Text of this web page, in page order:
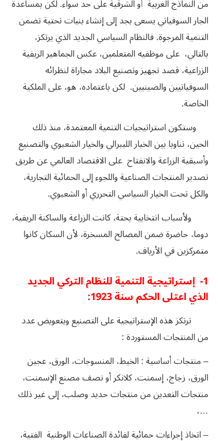
من النماذج الغربية أو الشرقية على حد سواء. لكن بمساعدة
الجار السوفياتي يسعى بجد إلى إنشاء بنيات تحتية تضمن
التنمية المرجوة. فالنظام السياسي الجديد الذي يرتكز،
بالتالي، على موظفيه المتعلمين، عكس الجماهير الريفية
الزراعية، قصد تجهيز وتصنيع البلاد مجاراة لنظرائه
السوفياتيين والصينيين. لكن باعتماده، هو، على الملكية
الخاصة.
وستكون استراتيجيات التنمية المعتمدة، منذ ذلك
الحين، تناوبا بين الخيار الليبرالي والخيار الشعبوي والتصنيع
وأسبقية الزراعة والانفتاح على الاقتصاد العالمي عن طريق
تصدير المنتجات الصناعية واللجوء إلى الحمائية التجارية،
والكل تحت الخيار السياسي التحرري أو الشعبوي.
ولأسباب انتخابية بحتة، كانت الزراعة والساكنة الريفية،
دوما، حاضرة ضمن المصالح المسخرة، لأن السكان كانوا
متمركزين في الأرياف.
1- إستراتيجية التنمية للنظام التركي الجديد
الذي اعتلى الحكم سنة 1923:
ترتكز هذه الإستراتيجية على التصنيع وبتعويض عدد
من المنتجات المستوردة :
– منتجات أساسية : الخيط، المنسوجات، الورق، عجين
الورق، زجاج، إسمنت، كلانكر أو نصف مصنع الإسمنت،
منتجات التعدين من منتجات حديد وصلب، إلى غير ذلك
…،
– اتخاذ إجراءات حمائية لفائدة الصناعات الوطنية الفتية،